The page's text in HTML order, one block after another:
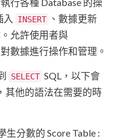
入 INSERT 、數據更新
允許使用者與
數據進行操作和管理。
SELECT SQL，以下會
其他的語法在需要的時
分數的 Score Table :